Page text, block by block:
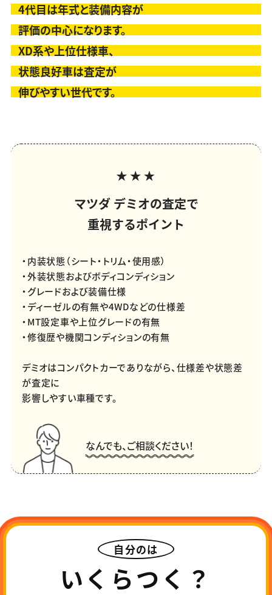
4代目は年式と装備内容が
評価の中心になります。
XD系や上位仕様車、
状態良好車は査定が
伸びやすい世代です。
マツダ デミオの査定で
重視するポイント
・内装状態（シート・トリム・使用感）
・外装状態およびボディコンディション
・グレードおよび装備仕様
・ディーゼルの有無や4WDなどの仕様差
・MT設定車や上位グレードの有無
・修復歴や機関コンディションの有無
デミオはコンパクトカーでありながら、仕様差や状態差
が査定に
影響しやすい車種です。
なんでも、ご相談ください！
自分のは
いくらつく？